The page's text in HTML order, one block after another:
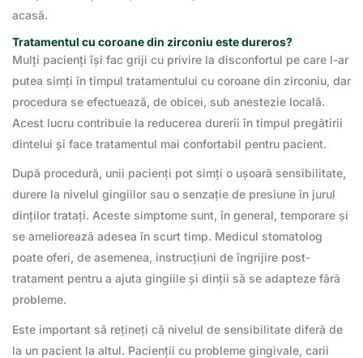
acasă.
Tratamentul cu coroane din zirconiu este dureros?
Mulți pacienți își fac griji cu privire la disconfortul pe care l-ar
putea simți în timpul tratamentului cu coroane din zirconiu, dar
procedura se efectuează, de obicei, sub anestezie locală.
Acest lucru contribuie la reducerea durerii în timpul pregătirii
dintelui și face tratamentul mai confortabil pentru pacient.
După procedură, unii pacienți pot simți o ușoară sensibilitate,
durere la nivelul gingiilor sau o senzație de presiune în jurul
dinților tratați. Aceste simptome sunt, în general, temporare și
se ameliorează adesea în scurt timp. Medicul stomatolog
poate oferi, de asemenea, instrucțiuni de îngrijire post-
tratament pentru a ajuta gingiile și dinții să se adapteze fără
probleme.
Este important să rețineți că nivelul de sensibilitate diferă de
la un pacient la altul. Pacienții cu probleme gingivale, carii